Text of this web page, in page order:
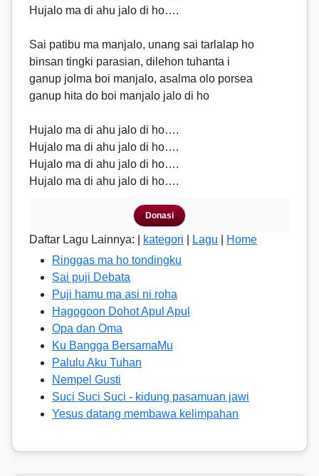
Hujalo ma di ahu jalo di ho….
Sai patibu ma manjalo, unang sai tarlalap ho
binsan tingki parasian, dilehon tuhanta i
ganup jolma boi manjalo, asalma olo porsea
ganup hita do boi manjalo jalo di ho
Hujalo ma di ahu jalo di ho….
Hujalo ma di ahu jalo di ho….
Hujalo ma di ahu jalo di ho….
Hujalo ma di ahu jalo di ho….
Donasi
Daftar Lagu Lainnya: | kategori Lagu
Home
Ringgas ma ho tondingku
Sai puji Debata
Puji hamu ma asi ni roha
Hagogoon Dohot Apul Apul
Opa dan Oma
Ku Bangga BersamaMu
Palulu Aku Tuhan
Nempel Gusti
Suci Suci Suci - kidung pasamuan jawi
Yesus datang membawa kelimpahan